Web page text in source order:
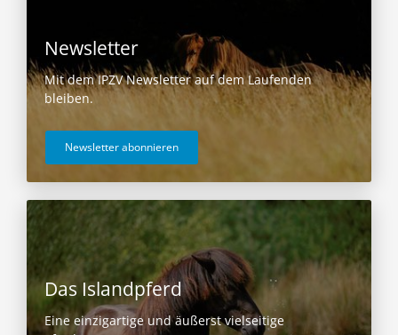
Newsletter
Mit dem IPZV Newsletter auf dem Laufenden
bleiben.
Newsletter abonnieren
Das Islandpferd
Eine einzigartige und äußerst vielseitige